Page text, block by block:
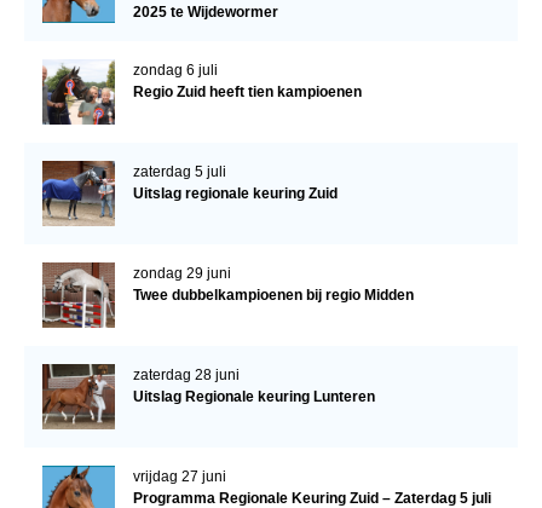
2025 te Wijdewormer
zondag 6 juli
Regio Zuid heeft tien kampioenen
zaterdag 5 juli
Uitslag regionale keuring Zuid
zondag 29 juni
Twee dubbelkampioenen bij regio Midden
zaterdag 28 juni
Uitslag Regionale keuring Lunteren
vrijdag 27 juni
Programma Regionale Keuring Zuid – Zaterdag 5 juli